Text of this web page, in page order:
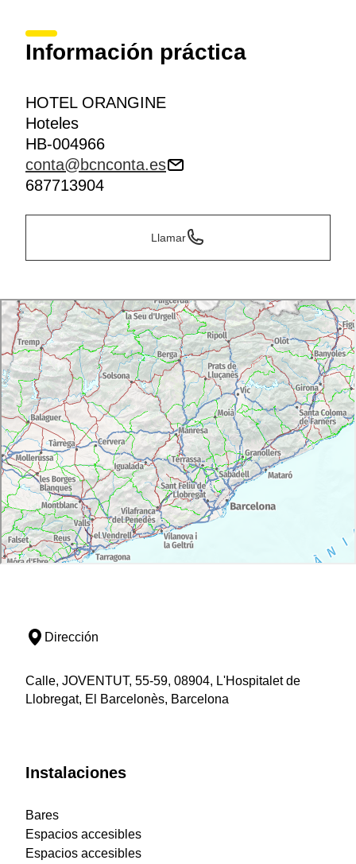
Información práctica
HOTEL ORANGINE
Hoteles
HB-004966
conta@bcnconta.es
687713904
Llamar
Dirección
Calle, JOVENTUT, 55-59, 08904, L'Hospitalet de
Llobregat, El Barcelonès, Barcelona
Instalaciones
Bares
Espacios accesibles
Espacios accesibles